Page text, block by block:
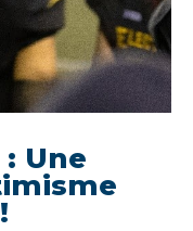
Une